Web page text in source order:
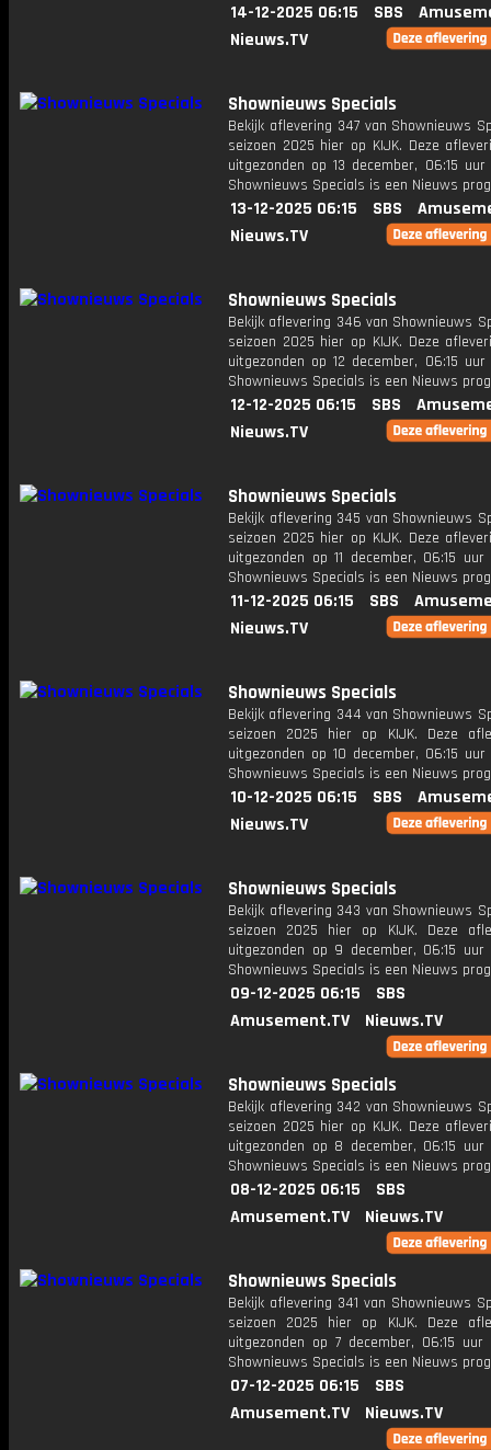
14-12-2025 06:15 SBS
Nieuws.TV
Shownieuws Specials
Bekijk aflevering 347 van Shownieuws
seizoen 2025 hier op KIJK. Deze
uitgezonden op 13 december, 06:15
Shownieuws Specials is een Nieuws
13-12-2025 06:15 SBS
Nieuws.TV
Shownieuws Specials
Bekijk aflevering 346 van Shownieuws
seizoen 2025 hier op KIJK. Deze
uitgezonden op 12 december, 06:15
Shownieuws Specials is een Nieuws
12-12-2025 06:15 SBS
Nieuws.TV
Shownieuws Specials
Bekijk aflevering 345 van Shownieuws
seizoen 2025 hier op KIJK. Deze
uitgezonden op 11 december, 06:15
Shownieuws Specials is een Nieuws
11-12-2025 06:15 SBS
Nieuws.TV
Shownieuws Specials
Bekijk aflevering 344 van Shownieuws
seizoen 2025 hier op KIJK. Deze
uitgezonden op 10 december, 06:15
Shownieuws Specials is een Nieuws
10-12-2025 06:15 SBS
Nieuws.TV
Shownieuws Specials
Bekijk aflevering 343 van Shownieuws
seizoen 2025 hier op KIJK. Deze
uitgezonden op 9 december, 06:15 uur
Shownieuws Specials is een Nieuws
09-12-2025 06:15
SBS
Amusement.TV
Nieuws.TV
Shownieuws Specials
Bekijk aflevering 342 van Shownieuws
seizoen 2025 hier op KIJK. Deze
uitgezonden op 8 december, 06:15 uur
Shownieuws Specials is een Nieuws
08-12-2025 06:15
SBS
Amusement.TV
Nieuws.TV
Shownieuws Specials
Bekijk aflevering 341 van Shownieuws
seizoen 2025 hier op KIJK. Deze
uitgezonden op 7 december, 06:15 uur
Shownieuws Specials is een Nieuws
07-12-2025 06:15
SBS
Amusement.TV
Nieuws.TV